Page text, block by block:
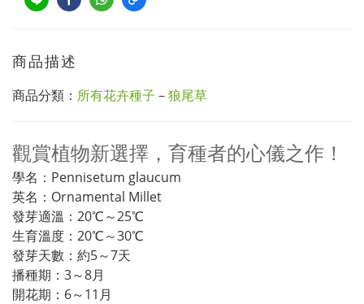
商品描述
商品分類： 所有花卉種子 －狼尾草
觀賞植物新選擇，育種者的心儀之作！
學名：Pennisetum glaucum
英名：Ornamental Millet
發芽適溫：20℃～25℃
生育溫度：20℃～30℃
發芽天數：約5～7天
播種期：3～8月
開花期：6～11月